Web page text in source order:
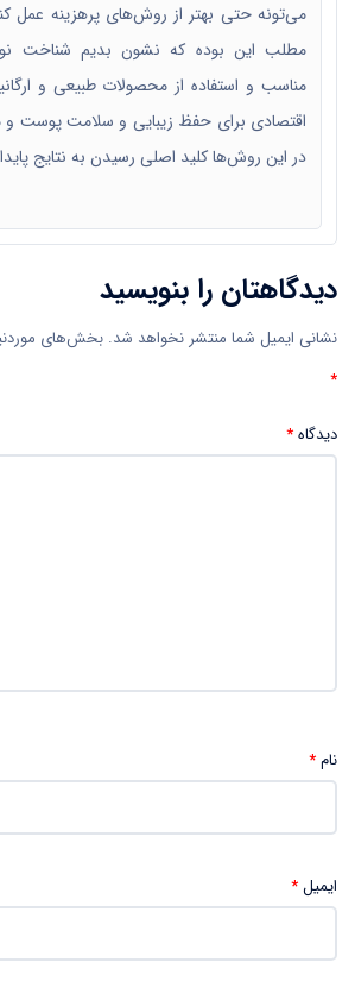
می‌تونه حتی بهتر از روش‌های پرهزینه عمل
مطلب این بوده که نشون بدیم شناخت
مناسب و استفاده از محصولات طبیعی و
اقتصادی برای حفظ زیبایی و سلامت پوست
در این روش‌ها کلید اصلی رسیدن به نتایج
دیدگاهتان را بنویسید
نشانی ایمیل شما منتشر نخواهد شد. بخش‌های
*
دیدگاه*
نام*
ایمیل*